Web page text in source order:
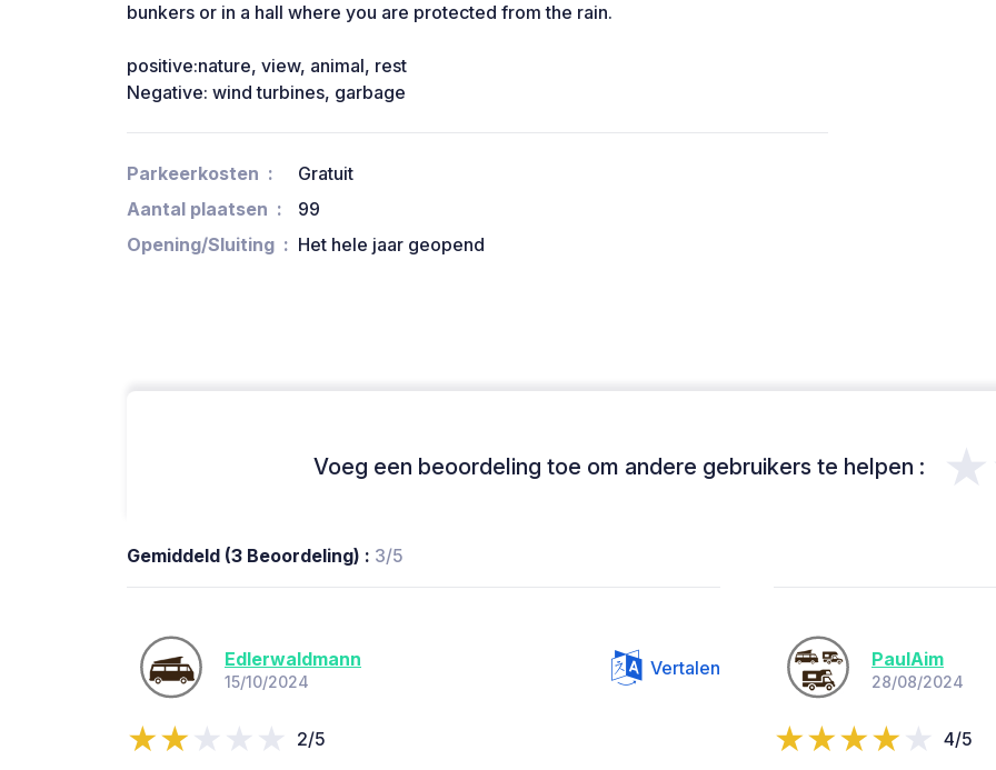
bunkers or in a hall where you are protected from the rain.
positive:nature, view, animal, rest
Negative: wind turbines, garbage
Parkeerkosten
Gratuit
Aantal plaatsen
99
Opening/Sluiting
Het hele jaar geopend
Voeg een beoordeling toe om andere gebruikers te helpen :
Gemiddeld (3 Beoordeling) : 3/5
Edlerwaldmann
15/10/2024
Vertalen
2/5
PaulAim
28/08/2024
4/5